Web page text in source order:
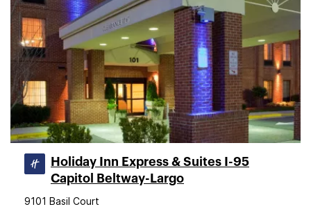
Holiday Inn Express & Suites I-95
Capitol Beltway-Largo
9101 Basil Court